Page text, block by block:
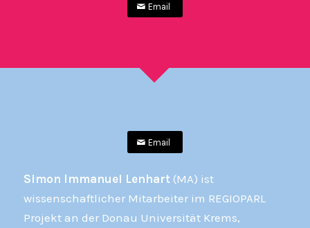
Email
Email
Simon Immanuel Lenhart(MA) ist
wissenschaftlicher Mitarbeiter im REGIOPARL
Projekt an der Donau Universität Krems,